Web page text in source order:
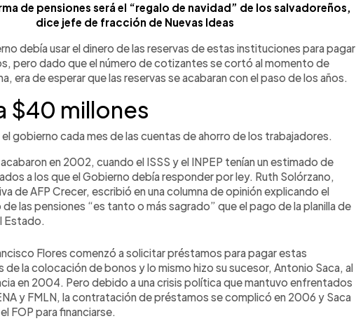
de pensiones será el “regalo de navidad” de los salvadoreños,
dice jefe de fracción de Nuevas Ideas
debía usar el dinero de las reservas de estas instituciones para pagar
pero dado que el número de cotizantes se cortó al momento de
era de esperar que las reservas se acabaran con el paso de los años.
$40 millones
gobierno cada mes de las cuentas de ahorro de los trabajadores.
en 2002, cuando el ISSS y el INPEP tenían un estimado de
a los que el Gobierno debía responder por ley. Ruth Solórzano,
de AFP Crecer, escribió en una columna de opinión explicando el
las pensiones “es tanto o más sagrado” que el pago de la planilla de
Estado.
Flores comenzó a solicitar préstamos para pagar estas
de la colocación de bonos y lo mismo hizo su sucesor, Antonio Saca, al
en 2004. Pero debido a una crisis política que mantuvo enfrentados
y FMLN, la contratación de préstamos se complicó en 2006 y Saca
FOP para financiarse.